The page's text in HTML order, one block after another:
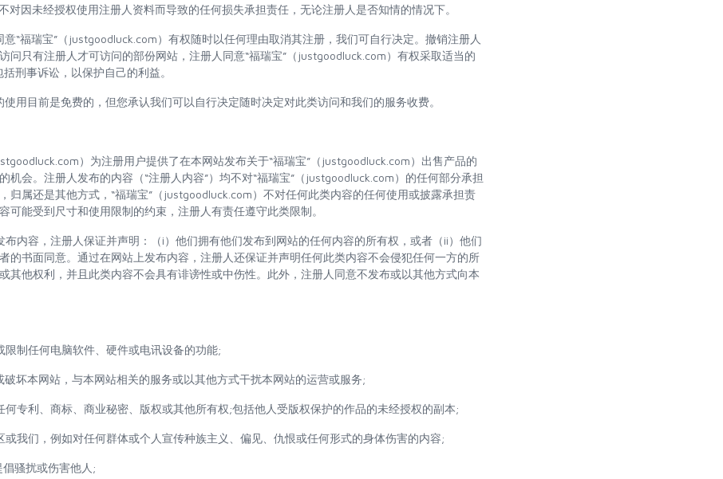
对因未经授权使用注册人资料而导致的任何损失承担责任，无论注册人是否知情的情况下。
意“福瑞宝”（justgoodluck.com）有权随时以任何理由取消其注册，我们可自行决定。撤销注册人
问只有注册人才可访问的部份网站，注册人同意“福瑞宝”（justgoodluck.com）有权采取适当的
刑事诉讼，以保护自己的利益。
使用目前是免费的，但您承认我们可以自行决定随时决定对此类访问和我们的服务收费。
）为注册用户提供了在本网站发布关于“福瑞宝”（justgoodluck.com）出售产品的
机会。注册人发布的内容（“注册人内容”）均不对“福瑞宝”（justgoodluck.com）的任何部分承担
归属还是其他方式，“福瑞宝”（justgoodluck.com）不对任何此类内容的任何使用或披露承担责
可能受到尺寸和使用限制的约束，注册人有责任遵守此类限制。
布内容，注册人保证并声明：（i）他们拥有他们发布到网站的任何内容的所有权，或者（ii）他们
的书面同意。通过在网站上发布内容，注册人还保证并声明任何此类内容不会侵犯任何一方的所
其他权利，并且此类内容不会具有诽谤性或中伤性。此外，注册人同意不发布或以其他方式向本
限制任何电脑软件、硬件或电讯设备的功能;
破坏本网站，与本网站相关的服务或以其他方式干扰本网站的运营或服务;
何专利、商标、商业秘密、版权或其他所有权;包括他人受版权保护的作品的未经授权的副本;
或我们，例如对任何群体或个人宣传种族主义、偏见、仇恨或任何形式的身体伤害的内容;
倡骚扰或伤害他人;